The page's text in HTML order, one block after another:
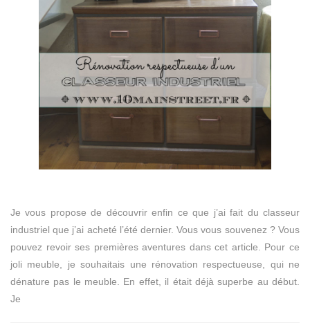
Je vous propose de découvrir enfin ce que j’ai fait du classeur
industriel que j’ai acheté l’été dernier. Vous vous souvenez ? Vous
pouvez revoir ses premières aventures dans cet article. Pour ce
joli meuble, je souhaitais une rénovation respectueuse, qui ne
dénature pas le meuble. En effet, il était déjà superbe au début.
Je